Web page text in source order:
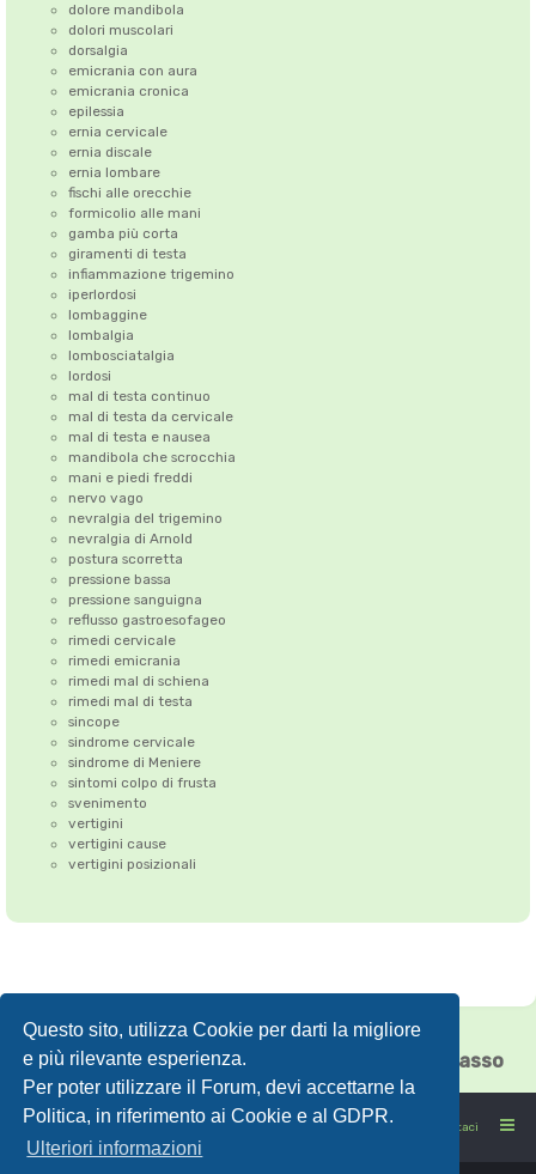
Questo sito, utilizza Cookie per darti la migliore
e più rilevante esperienza.
Per poter utilizzare il Forum, devi accettarne la
Politica, in riferimento ai Cookie e al GDPR.
Ulteriori informazioni
dolore mandibola
dolori muscolari
dorsalgia
emicrania con aura
emicrania cronica
epilessia
ernia cervicale
ernia discale
ernia lombare
fischi alle orecchie
formicolio alle mani
gamba più corta
giramenti di testa
infiammazione trigemino
iperlordosi
lombaggine
lombalgia
lombosciatalgia
lordosi
mal di testa continuo
mal di testa da cervicale
mal di testa e nausea
mandibola che scrocchia
mani e piedi freddi
nervo vago
nevralgia del trigemino
nevralgia di Arnold
postura scorretta
pressione bassa
pressione sanguigna
reflusso gastroesofageo
rimedi cervicale
rimedi emicrania
rimedi mal di schiena
rimedi mal di testa
sincope
sindrome cervicale
sindrome di Meniere
sintomi colpo di frusta
svenimento
vertigini
vertigini cause
vertigini posizionali
Correzione dell'Atlante• Emicrania
Cefalea tensiva•Vertigini Floating Chiasso
FORUMSANO: la salute non è l'assenza di malattia Contattaci